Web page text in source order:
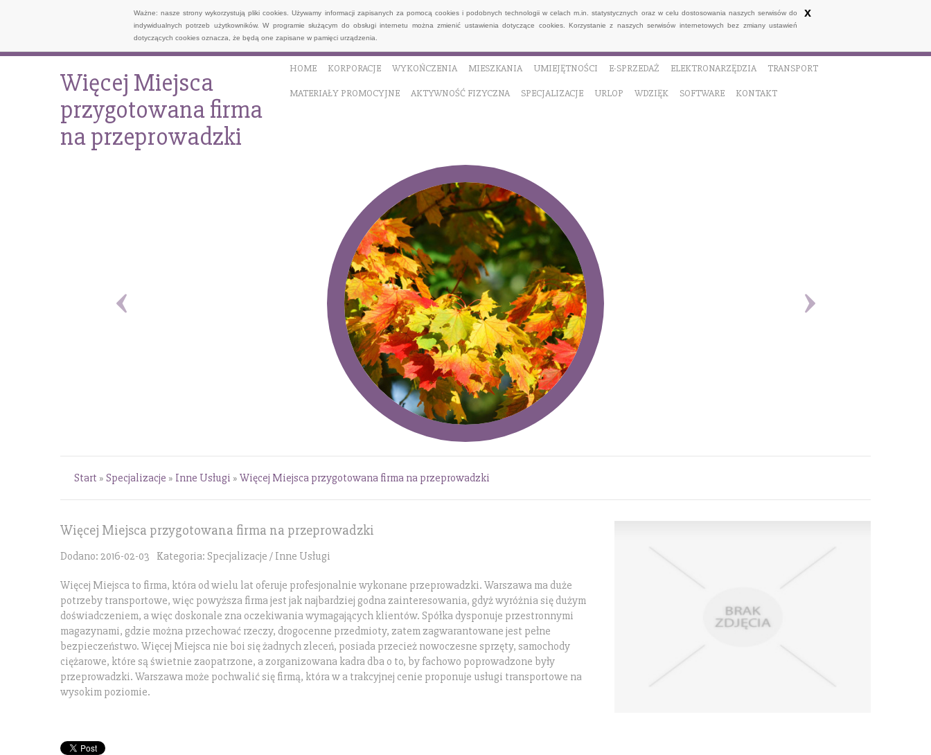
Ważne: nasze strony wykorzystują pliki cookies. Używamy informacji zapisanych za pomocą cookies i podobnych technologii w celach m.in. statystycznych oraz w celu dostosowania naszych serwisów do
indywidualnych potrzeb użytkowników. W programie służącym do obsługi internetu można zmienić ustawienia dotyczące cookies. Korzystanie z naszych serwisów internetowych bez zmiany ustawień
dotyczących cookies oznacza, że będą one zapisane w pamięci urządzenia.
x
HOME KORPORACJE WYKOŃCZENIA MIESZKANIA UMIEJĘTNOŚCI E-SPRZEDAŻ ELEKTRONARZĘDZIA TRANSPORT
MATERIAŁY PROMOCYJNE AKTYWNOŚĆ FIZYCZNA SPECJALIZACJE URLOP WDZIĘK SOFTWARE KONTAKT
Więcej Miejsca
przygotowana firma
na przeprowadzki
Start » Specjalizacje » Inne Usługi » Więcej Miejsca przygotowana firma na przeprowadzki
Więcej Miejsca przygotowana firma na przeprowadzki
Dodano: 2016-02-03 Kategoria: Specjalizacje / Inne Usługi
Więcej Miejsca to firma, która od wielu lat oferuje profesjonalnie wykonane przeprowadzki. Warszawa ma duże
potrzeby transportowe, więc powyższa firma jest jak najbardziej godna zainteresowania, gdyż wyróżnia się dużym
doświadczeniem, a więc doskonale zna oczekiwania wymagających klientów. Spółka dysponuje przestronnymi
magazynami, gdzie można przechować rzeczy, drogocenne przedmioty, zatem zagwarantowane jest pełne
bezpieczeństwo. Więcej Miejsca nie boi się żadnych zleceń, posiada przecież nowoczesne sprzęty, samochody
ciężarowe, które są świetnie zaopatrzone, a zorganizowana kadra dba o to, by fachowo poprowadzone były
przeprowadzki. Warszawa może pochwalić się firmą, która w a trakcyjnej cenie proponuje usługi transportowe na
wysokim poziomie.